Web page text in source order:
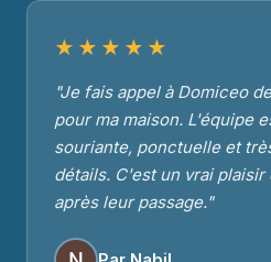
★★★★★
"Je fais appel à Domiceo
pour ma maison. L'équipe
souriante, ponctuelle et
détails. C'est un vrai
après leur passage."